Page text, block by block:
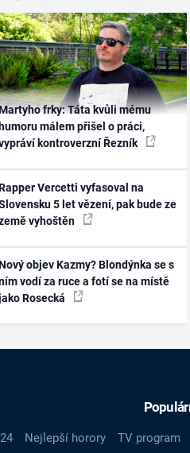
frky: Táta kvůli mému
humoru málem přišel o práci,
kontroverzní Řezník
Vercetti vyfasoval na
5 let vězení, pak bude ze
vyhoštěn
objev Kazmy? Blondýnka se s
vodí za ruce a fotí se na místě
Rosecká
Nejlepší horory TV program